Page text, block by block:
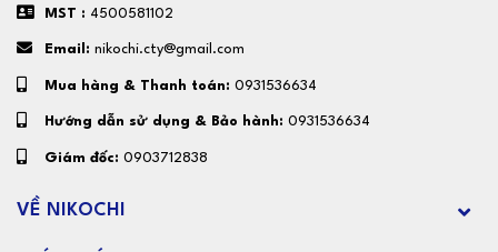
MST : 4500581102
Email: nikochi.cty@gmail.com
Mua hàng & Thanh toán: 0931536634
Hướng dẫn sử dụng & Bảo hành: 0931536634
Giám đốc: 0903712838
VỀ NIKOCHI